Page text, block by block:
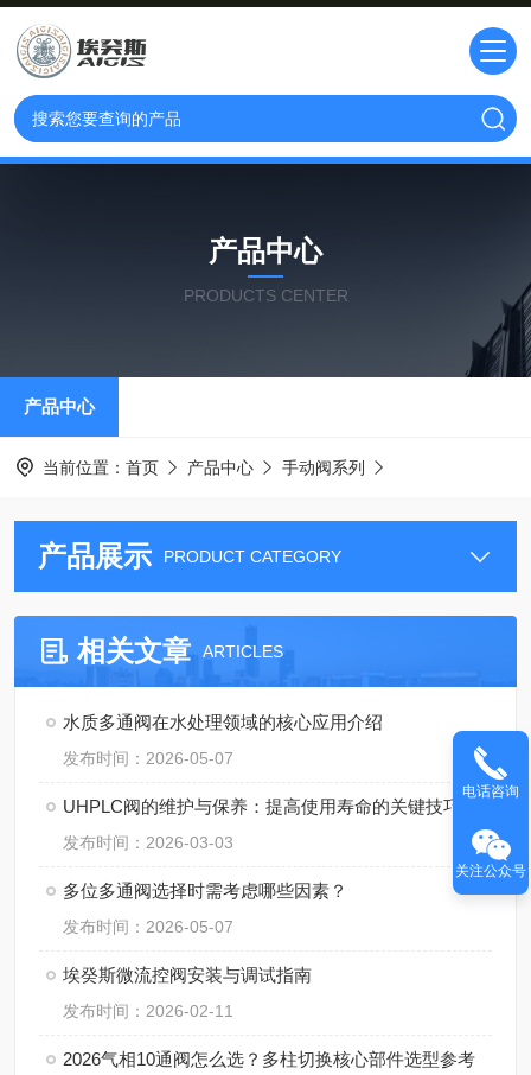
产品中心
PRODUCTS CENTER
产品中心
当前位置： 首页 产品中心 手动阀系列
产品展示 PRODUCT CATEGORY
相关文章 ARTICLES
水质多通阀在水处理领域的核心应用介绍
发布时间：2026-05-07
UHPLC阀的维护与保养：提高使用寿命的关键技巧
发布时间：2026-03-03
多位多通阀选择时需考虑哪些因素？
发布时间：2026-05-07
埃癸斯微流控阀安装与调试指南
发布时间：2026-02-11
2026气相10通阀怎么选？多柱切换核心部件选型参考
电话咨询
关注公众号